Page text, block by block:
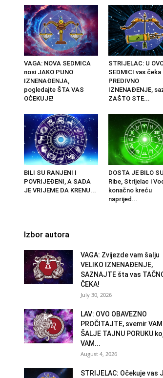
VAGA: NOVA SEDMICA
nosi JAKO PUNO
IZNENAĐENJA,
pogledajte ŠTA VAS
OČEKUJE!
STRIJELAC: U
SEDMICI vas čeka
PREDIVNO
IZNENAĐENJE,
ZAŠTO STE...
BILI SU RANJENI I
POVRIJEĐENI, A SADA
JE VRIJEME DA KRENU...
DOSTA JE BILO
Ribe, Strijelac i
konačno kreću
naprijed...
Izbor autora
VAGA: Zvijezde vam šalju
VELIKO IZNENAĐENJE,
SAZNAJTE šta vas
ČEKA!
July 30, 2026
LAV: OVO OBAVEZNO
PROČITAJTE, svemir VAM
ŠALJE TAJNU PORUKU
VAM...
August 4, 2026
STRIJELAC: Očekuje vas